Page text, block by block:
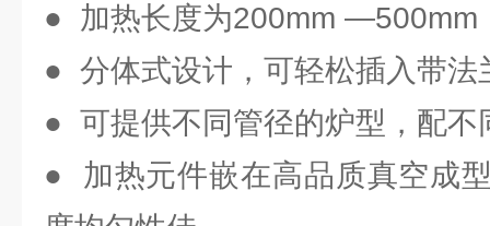
● 加热长度为200mm —500mm
● 分体式设计，可轻松插入带法
● 可提供不同管径的炉型，配不
● 加热元件嵌在高品质真空成